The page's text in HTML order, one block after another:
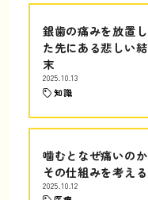
銀歯の痛みを放置し
た先にある悲しい結
末
2025.10.13
知識
噛むとなぜ痛いのか
その仕組みを考える
2025.10.12